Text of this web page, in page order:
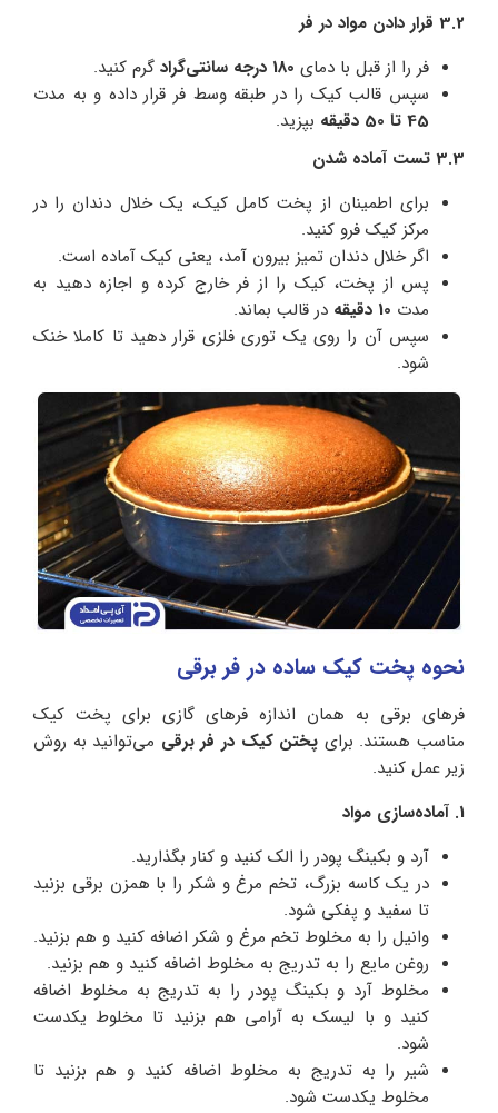
3.2 قرار دادن مواد در فر
فر را از قبل با دمای
گرم کنید.
سپس قالب کیک را در طبقه وسط فر قرار داده و به مدت
45 تا 50 دقیقه
بپزید.
3.3 تست آماده شدن
برای اطمینان از پخت کامل کیک، یک خلال دندان را در
مرکز کیک فرو کنید.
اگر خلال دندان تمیز بیرون آمد، یعنی کیک آماده است.
پس از پخت، کیک را از فر خارج کرده و اجازه دهید به
مدت 10 دقیقه
در قالب بماند.
سپس آن را روی یک توری فلزی قرار دهید تا کاملا خنک
شود.
نحوه پخت کیک ساده در فر برقی
فرهای برقی به همان اندازه فرهای گازی برای پخت کیک
مناسب هستند. برای پختن کیک در فر برقی می‌توانید به روش
زیر عمل کنید.
1. آماده‌سازی مواد
آرد و بکینگ پودر را الک کنید و کنار بگذارید.
در یک کاسه بزرگ، تخم مرغ و شکر را با همزن برقی بزنید
تا سفید و پفکی شود.
وانیل را به مخلوط تخم مرغ و شکر اضافه کنید و هم بزنید.
روغن مایع را به تدریج به مخلوط اضافه کنید و هم بزنید.
مخلوط آرد و بکینگ پودر را به تدریج به مخلوط اضافه
کنید و با لیسک به آرامی هم بزنید تا مخلوط یکدست
شود.
شیر را به تدریج به مخلوط اضافه کنید و هم بزنید تا
مخلوط یکدست شود.